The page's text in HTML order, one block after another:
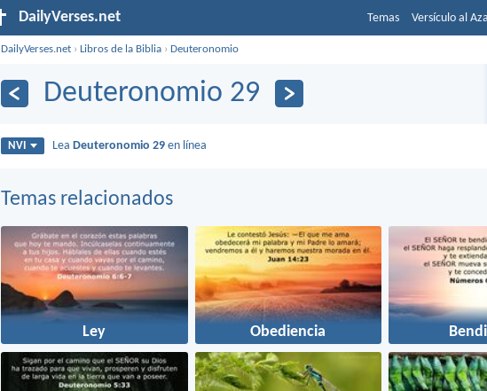
DailyVerses.net Temas Versículo al
DailyVerses.net ›Libros de la Biblia ›Deuteronomio
Deuteronomio 29
NVI Lea Deuteronomio 29 en línea
Temas relacionados
Ley Obediencia